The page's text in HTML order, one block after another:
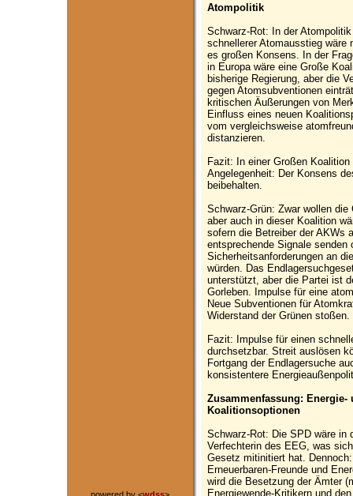
Atompolitik
Schwarz-Rot: In der
schnellerer Atomausstieg wäre
es großen Konsens. In der
in Europa wäre eine Große
bisherige Regierung, aber die
gegen Atomsubventionen
kritischen Äußerungen von
Einfluss eines neuen
vom vergleichsweise
distanzieren.
Fazit: In einer Großen
Angelegenheit: Der Konsens
beibehalten.
Schwarz-Grün: Zwar wollen
aber auch in dieser Koalition
sofern die Betreiber der AKWs
entsprechende Signale senden
Sicherheitsanforderungen an
würden. Das
unterstützt, aber die Partei ist
Gorleben. Impulse für eine
Neue Subventionen für
Widerstand der Grünen stoßen.
Fazit: Impulse für einen
durchsetzbar. Streit auslösen
Fortgang der Endlagersuche
konsistentere
Zusammenfassung:
Koalitionsoptionen
Schwarz-Rot: Die SPD wäre in
Verfechterin des EEG, was
Gesetz mitinitiert hat.
Erneuerbaren-Freunde und
wird die Besetzung der Ämter
Energiewende-Kritikern und